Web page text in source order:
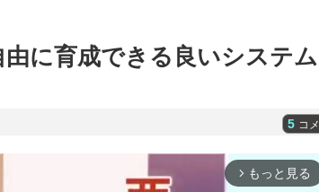
由に育成できる良いシステム
5 コメ
arrow_forward_ios もっと見る